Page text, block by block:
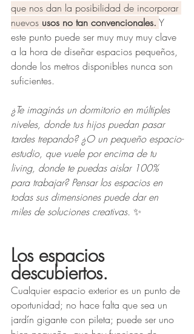
que nos dan la posibilidad de incorporar
nuevos usos no tan convencionales. Y
este punto puede ser muy muy muy clave
a la hora de diseñar espacios pequeños,
donde los metros disponibles nunca son
suficientes.
¿Te imaginás un dormitorio en múltiples
niveles, donde tus hijos puedan pasar
tardes trepando? ¿O un pequeño espacio-
estudio, que vuele por encima de tu
living, donde te puedas aislar 100%
para trabajar? Pensar los espacios en
todas sus dimensiones puede dar en
miles de soluciones creativas. ✨
Los espacios
descubiertos.
Cualquier espacio exterior es un punto de
oportunidad; no hace falta que sea un
jardín gigante con pileta; puede ser uno